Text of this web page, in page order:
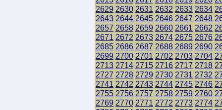
2629 2630 2631 2632 2633 2634
2643 2644 2645 2646 2647 2648
2657 2658 2659 2660 2661 2662
2671 2672 2673 2674 2675 2676
2685 2686 2687 2688 2689 2690
2699 2700 2701 2702 2703 2704
2713 2714 2715 2716 2717 2718
2727 2728 2729 2730 2731 2732
2741 2742 2743 2744 2745 2746
2755 2756 2757 2758 2759 2760
2769 2770 2771 2772 2773 2774